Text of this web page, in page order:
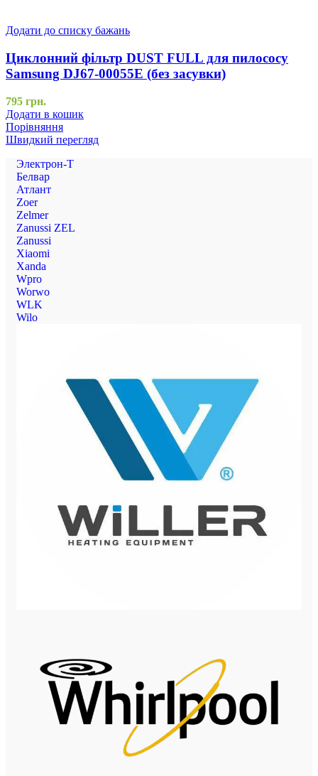
Додати до списку бажань
Циклонний фільтр DUST FULL для пилососу
Samsung DJ67-00055E (без засувки)
795 грн.
Додати в кошик
Порівняння
Швидкий перегляд
Электрон-Т
Белвар
Атлант
Zoer
Zelmer
Zanussi ZEL
Zanussi
Xiaomi
Xanda
Wpro
Worwo
WLK
Wilo